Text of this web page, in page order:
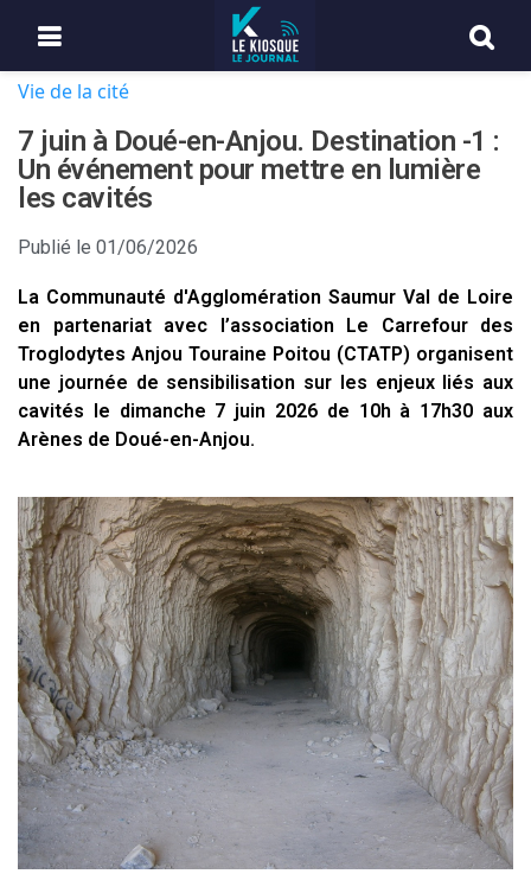
Vie de la cité
7 juin à Doué-en-Anjou. Destination -1 :
Un événement pour mettre en lumière
les cavités
Publié le 01/06/2026
La Communauté d'Agglomération Saumur Val de Loire
en partenariat avec l’association Le Carrefour des
Troglodytes Anjou Touraine Poitou (CTATP) organisent
une journée de sensibilisation sur les enjeux liés aux
cavités le dimanche 7 juin 2026 de 10h à 17h30 aux
Arènes de Doué-en-Anjou.